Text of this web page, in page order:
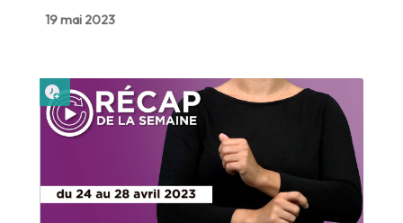
19 mai 2023
Lire plus tard